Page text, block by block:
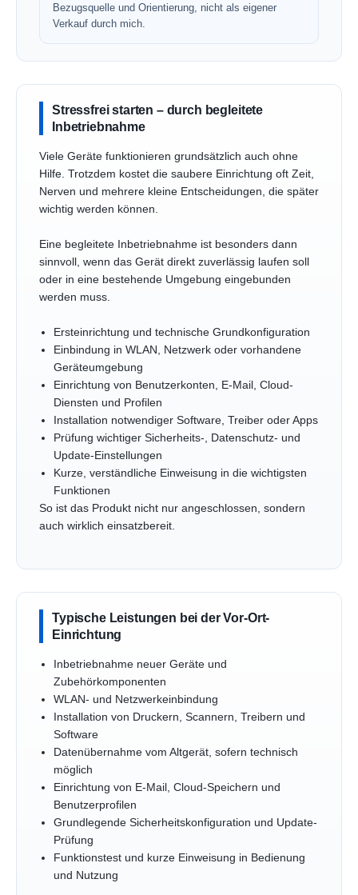
Bezugsquelle und Orientierung, nicht als eigener
Verkauf durch mich.
Stressfrei starten – durch begleitete
Inbetriebnahme
Viele Geräte funktionieren grundsätzlich auch ohne
Hilfe. Trotzdem kostet die saubere Einrichtung oft Zeit,
Nerven und mehrere kleine Entscheidungen, die später
wichtig werden können.
Eine begleitete Inbetriebnahme ist besonders dann
sinnvoll, wenn das Gerät direkt zuverlässig laufen soll
oder in eine bestehende Umgebung eingebunden
werden muss.
Ersteinrichtung und technische Grundkonfiguration
Einbindung in WLAN, Netzwerk oder vorhandene
Geräteumgebung
Einrichtung von Benutzerkonten, E-Mail, Cloud-
Diensten und Profilen
Installation notwendiger Software, Treiber oder Apps
Prüfung wichtiger Sicherheits-, Datenschutz- und
Update-Einstellungen
Kurze, verständliche Einweisung in die wichtigsten
Funktionen
So ist das Produkt nicht nur angeschlossen, sondern
auch wirklich einsatzbereit.
Typische Leistungen bei der Vor-Ort-
Einrichtung
Inbetriebnahme neuer Geräte und
Zubehörkomponenten
WLAN- und Netzwerkeinbindung
Installation von Druckern, Scannern, Treibern und
Software
Datenübernahme vom Altgerät, sofern technisch
möglich
Einrichtung von E-Mail, Cloud-Speichern und
Benutzerprofilen
Grundlegende Sicherheitskonfiguration und Update-
Prüfung
Funktionstest und kurze Einweisung in Bedienung
und Nutzung